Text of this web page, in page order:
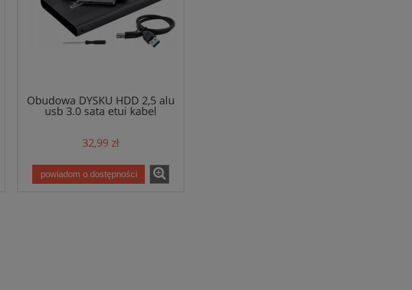
Obudowa DYSKU HDD 2,5 alu
usb 3.0 sata etui kabel
32,99 zł
powiadom o dostępności